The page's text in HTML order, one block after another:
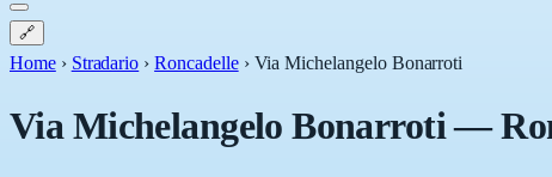
🔗
Home › Stradario › Roncadelle › Via Michelangelo Bonarroti
Via Michelangelo Bonarroti—